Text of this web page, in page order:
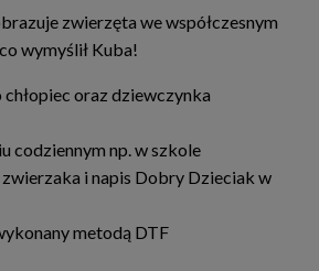
zwierzęta we współczesnym
wymyślił Kuba!
chłopiec oraz dziewczynka
codziennym np. w szkole
i napis Dobry Dzieciak w
metodą DTF